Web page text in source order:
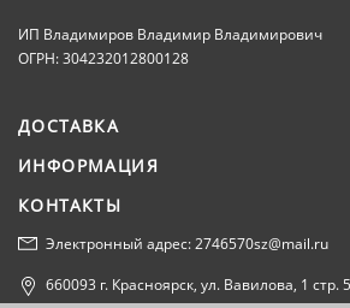
ИП Владимиров Владимир Владимирович
ОГРН: 304232012800128
ДОСТАВКА
ИНФОРМАЦИЯ
КОНТАКТЫ
Электронный адрес: 2746570sz@mail.ru
660093 г. Красноярск, ул. Вавилова, 1 стр.